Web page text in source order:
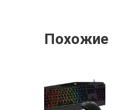
Похожие